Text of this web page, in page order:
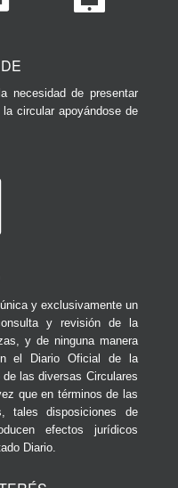
necesidad de presentar
circular apoyándose de
y exclusivamente un
y revisión de la
y de ninguna manera
el Diario Oficial de la
las diversas Circulares
que en términos de las
tales disposiciones de
efectos jurídicos
Diario.